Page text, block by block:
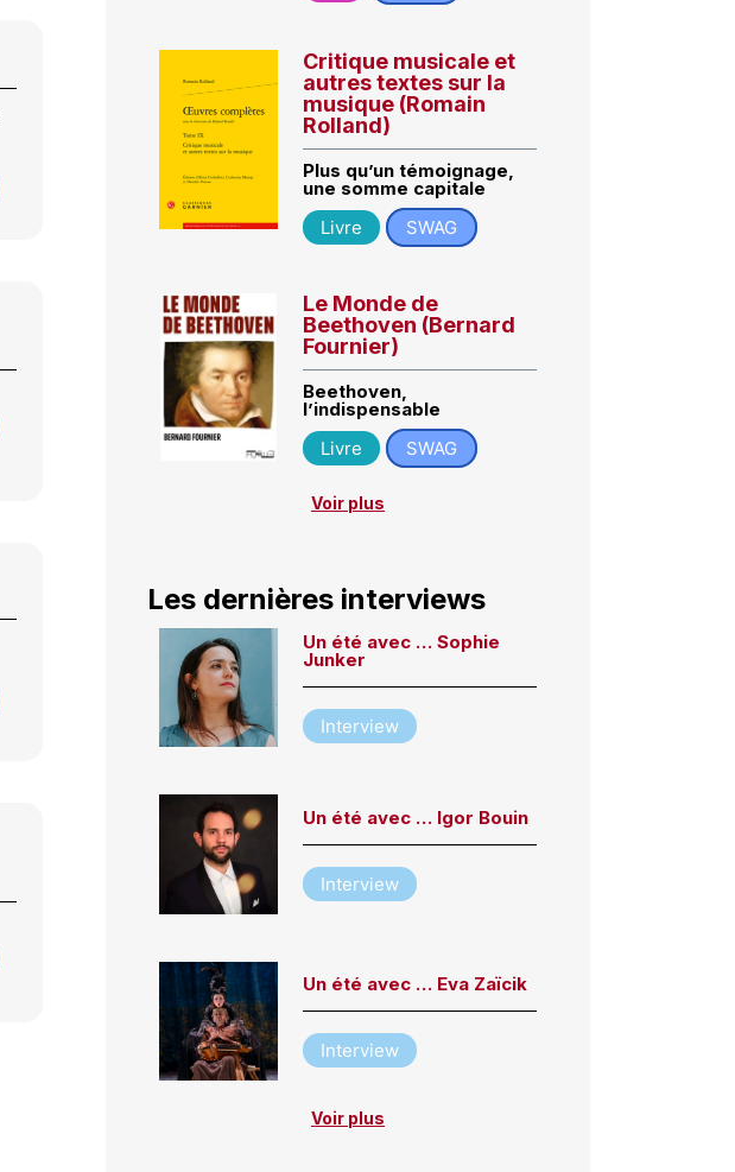
Critique musicale et
autres textes sur la
musique (Romain
Rolland)
Plus qu’un témoignage,
une somme capitale
Livre
SWAG
Le Monde de
Beethoven (Bernard
Fournier)
Beethoven,
l’indispensable
Livre
SWAG
Voir plus
Les dernières interviews
Un été avec … Sophie
Junker
Interview
Un été avec … Igor Bouin
Interview
Un été avec … Eva Zaïcik
Interview
Voir plus